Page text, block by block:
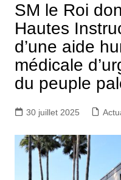
SM le Roi
Hautes
d’une aide
médicale
du peuple
30 juillet 2025